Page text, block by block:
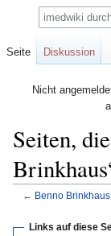
Nicht
Seiten,
← Benno Brinkhaus
Zur
ZurLinks auf diese
Seite Diskussion
Suche